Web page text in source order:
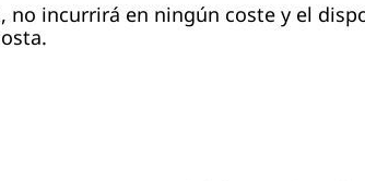
no incurrirá en ningún coste y el